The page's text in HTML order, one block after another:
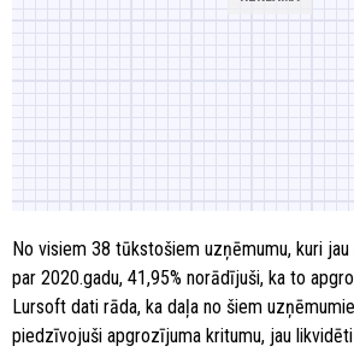
No visiem 38 tūkstošiem uzņēmumu, kuri
par 2020.gadu, 41,95% norādījuši, ka to
Lursoft dati rāda, ka daļa no šiem
piedzīvojuši apgrozījuma kritumu, jau